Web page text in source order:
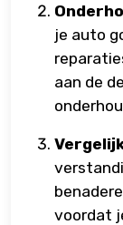
je auto
aan de
voordat